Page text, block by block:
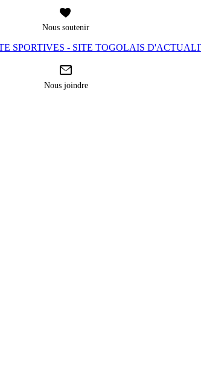
Nous soutenir
SPORTIVES - SITE TOGOLAIS
Nous joindre